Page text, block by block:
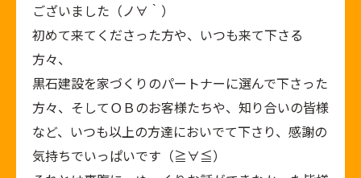
ございました（ノ∀｀）
初めて来てくださった方や、いつも来て下さる
方々、
黒石建設を家づくりのパートナーに選んで下さった
方々、そしてＯＢのお客様たちや、知り合いの皆様
など、いつも以上の方達においでて下さり、感謝の
気持ちでいっぱいです（≧∀≦）